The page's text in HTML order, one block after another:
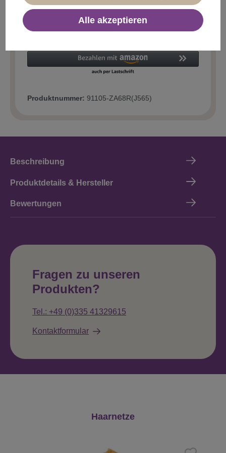
In den Warenkorb
Produktnummer: 91105-ZA68R(J565)
Beschreibung
Produktdetails & Hersteller
Bewertungen
Fragen zu unseren
Produkten?
Tel.: +49 (0)335 41329615
Kontaktformular
Produktgalerie überspringen
Haarnetze
Alle akzeptieren